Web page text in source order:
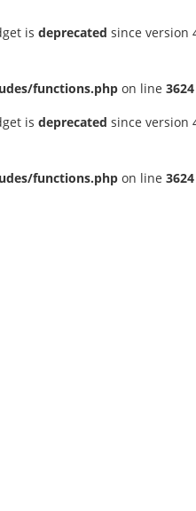
is deprecated since version
functions.php on line 3624
is deprecated since version
functions.php on line 3624